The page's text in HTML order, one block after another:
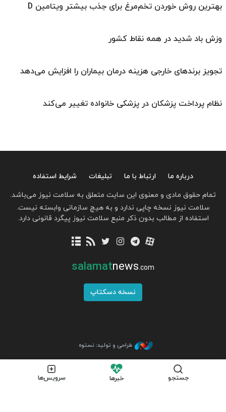
بهترین روش خوردن تخم‌مرغ برای جذب بیشتر ویتامین D
وزش باد شدید در همه نقاط کشور
تجویز برندهای خارجی هزینه درمان بیماران را افزایش می‌دهد
نظام پرداخت پزشکان در پزشکی خانواده تغییر می‌کند
جستجو خبرها سرویس‌ها
درباره ما ارتباط با ما تبلیغات
شرایط استفاده
تمام حقوق مادی و معنوی این سایت متعلق به سلامت نیوز می‌باشد.
سلامت نیوز نسخه چاپی ندارد و به هیچ سازمانی وابسته نیست.
استفاده از مطالب بدون ذکر منبع سلامت نیوز پیگرد قانونی دارد.
salamatnews.com
نسخه دسکتاپ
طراحی و تولید: نستوه